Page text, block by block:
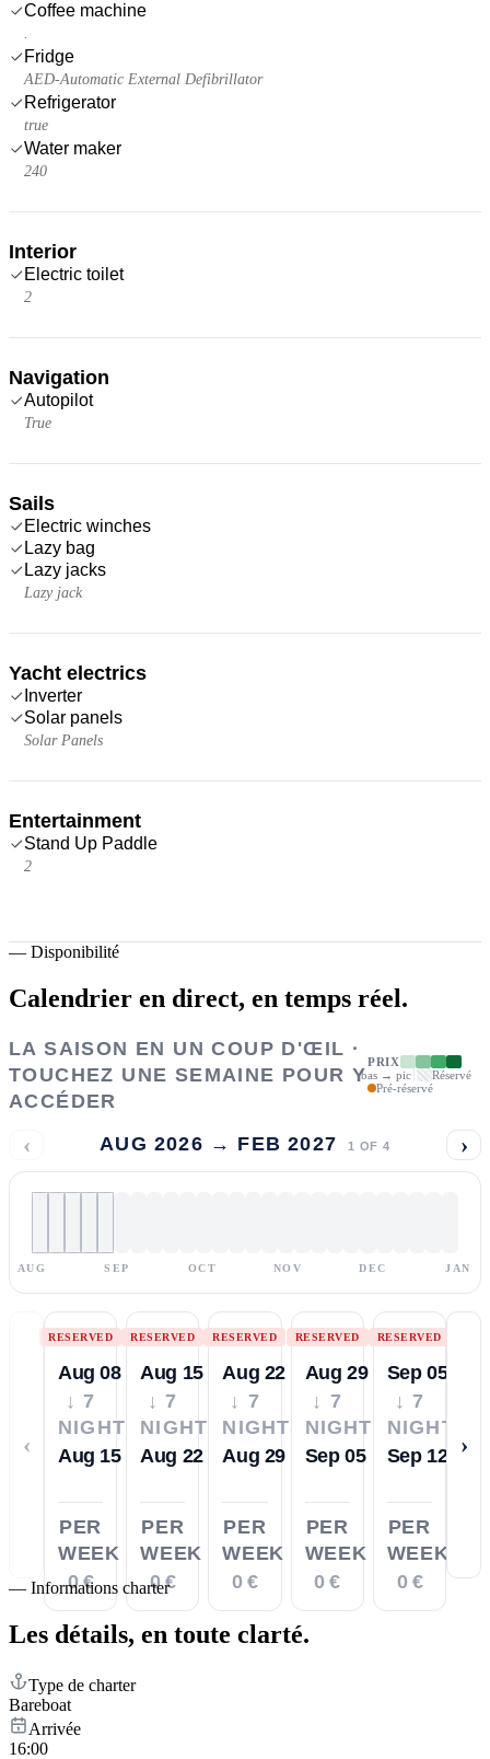
Coffee machine
Fridge
AED-Automatic External Defibrillator
Refrigerator
true
Water maker
240
Interior
Electric toilet
2
Navigation
Autopilot
True
Sails
Electric winches
Lazy bag
Lazy jacks
Lazy jack
Yacht electrics
Inverter
Solar panels
Solar Panels
Entertainment
Stand Up Paddle
2
— Disponibilité
Calendrier en direct, en temps réel.
LA SAISON EN UN COUP D'ŒIL ·
TOUCHEZ UNE SEMAINE POUR Y
ACCÉDER
PRIX
bas → pic
Réservé
Pré-réservé
‹ AUG 2026 → FEB 2027 1 OF 4 ›
AUG SEP OCT NOV DEC JAN
‹
RESERVED
Aug 08
↓ 7
NIGHTS
Aug 15
PER
WEEK
0 €
RESERVED
Aug 15
↓ 7
NIGHTS
Aug 22
PER
WEEK
0 €
RESERVED
Aug 22
↓ 7
NIGHTS
Aug 29
PER
WEEK
0 €
RESERVED
Aug 29
↓ 7
NIGHTS
Sep 05
PER
WEEK
0 €
RESERVED
Sep 05
↓ 7
NIGHTS
Sep 12
PER
WEEK
0 €
›
— Informations charter
Les détails, en toute clarté.
Type de charter
Bareboat
Arrivée
16:00